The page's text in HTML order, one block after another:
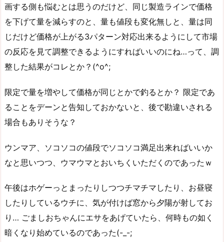
画する側も悩むとは思うのだけど、同じ製造ラインで価格
を下げて量を減らすのと、量も値段も変化無しと、量は同
じだけど価格が上がる3パターン対応出来るようにして市場
の反応を見て調整できるようにすればいいのにね…って、調
整した結果がコレとか？(^o^;
限定で量を増やして価格が同じとかで釣るとか？ 限定であ
ることをデーンと告知しておかないと、後で勘違いされる
場合もありそうな？
ウンマア、ソコソコの値段でソコソコ満足出来ればいいか
なと思いつつ、ウマウマとおいちくいただくのであったｗ
午後はホゲーっとまったりしつつチマチマしたり、お昼寝
したりしているウチに、気が付けば窓から夕陽が射してお
り… ごましおちゃんにエサをあげていたら、何時もの如く
暗くなり始めているのであった(-_-;